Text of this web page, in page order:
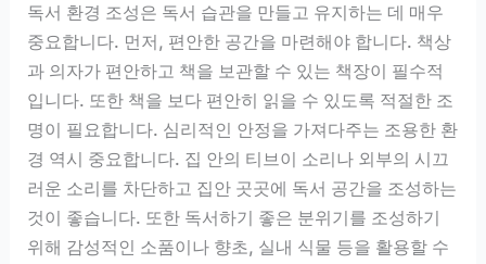
독서 환경 조성은 독서 습관을 만들고 유지하는 데 매우
중요합니다. 먼저, 편안한 공간을 마련해야 합니다. 책상
과 의자가 편안하고 책을 보관할 수 있는 책장이 필수적
입니다. 또한 책을 보다 편안히 읽을 수 있도록 적절한 조
명이 필요합니다. 심리적인 안정을 가져다주는 조용한 환
경 역시 중요합니다. 집 안의 티브이 소리나 외부의 시끄
러운 소리를 차단하고 집안 곳곳에 독서 공간을 조성하는
것이 좋습니다. 또한 독서하기 좋은 분위기를 조성하기
위해 감성적인 소품이나 향초, 실내 식물 등을 활용할 수